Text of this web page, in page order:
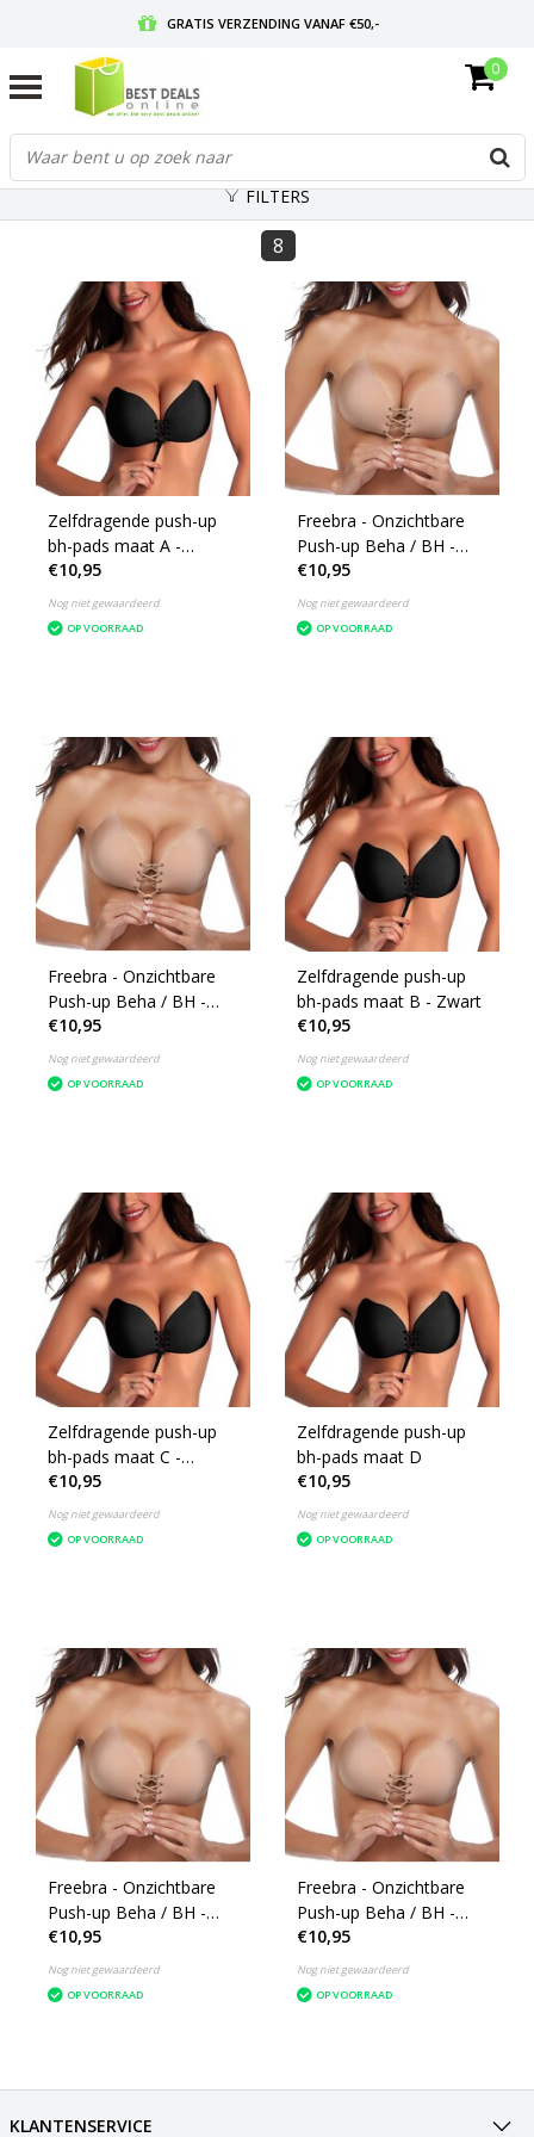
GRATIS VERZENDING VANAF €50,-
GRATIS RETOURNEREN EN 30 DAGEN BEDENKTIJD
0
FILTERS
8
Zelfdragende push-up
bh-pads maat A -
Zelfklevende
€10,95
Nog niet gewaardeerd
OP VOORRAAD
Freebra - Onzichtbare
Push-up Beha / BH -
Zelfklevende Plak BH -
Zonder Beugel en
Zonder Bandjes -
€10,95
Nog niet gewaardeerd
OP VOORRAAD
Freebra - Onzichtbare
Push-up Beha / BH -
Zelfklevende Plak BH -
Zonder Beugel en
Zonder Bandjes -
€10,95
Nog niet gewaardeerd
OP VOORRAAD
Zelfdragende push-up
bh-pads maat B - Zwart
€10,95
Nog niet gewaardeerd
OP VOORRAAD
Zelfdragende push-up
bh-pads maat C -
Zelfklevende
€10,95
Nog niet gewaardeerd
OP VOORRAAD
Zelfdragende push-up
bh-pads maat D
€10,95
Nog niet gewaardeerd
OP VOORRAAD
Freebra - Onzichtbare
Push-up Beha / BH -
Zelfklevende Plak BH -
Zonder Beugel en
Zonder Bandjes -
€10,95
Nog niet gewaardeerd
OP VOORRAAD
Freebra - Onzichtbare
Push-up Beha / BH -
Zelfklevende Plak BH -
Zonder Beugel en
Zonder Bandjes -
€10,95
Nog niet gewaardeerd
OP VOORRAAD
KLANTENSERVICE